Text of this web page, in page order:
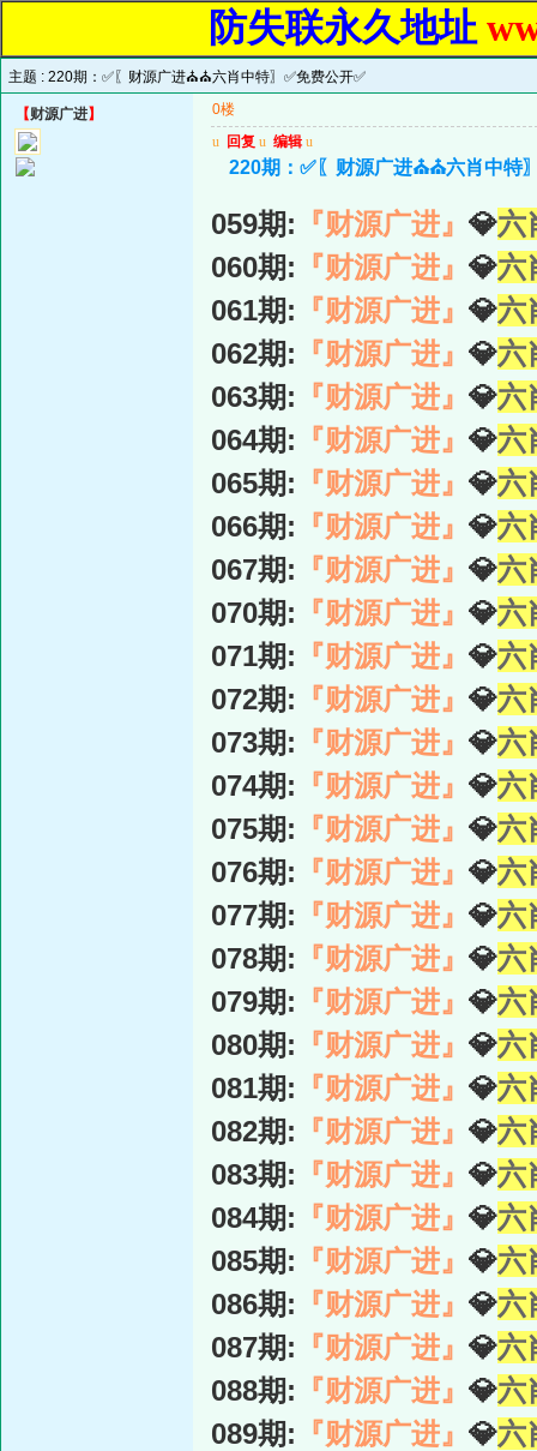
防失联永久地址
主题 : 220期：✅〖财源广进⛪️⛪️六肖中特〗✅免费公开✅
【财源广进】
0楼
u 回复 u 编辑 u
220期：✅〖财源广进⛪️⛪️六肖中特
059期: 『财源广进』 💎六
060期: 『财源广进』 💎六
061期: 『财源广进』 💎六
062期: 『财源广进』 💎六
063期: 『财源广进』 💎六
064期: 『财源广进』 💎六
065期: 『财源广进』 💎六
066期: 『财源广进』 💎六
067期: 『财源广进』 💎六
070期: 『财源广进』 💎六
071期: 『财源广进』 💎六
072期: 『财源广进』 💎六
073期: 『财源广进』 💎六
074期: 『财源广进』 💎六
075期: 『财源广进』 💎六
076期: 『财源广进』 💎六
077期: 『财源广进』 💎六
078期: 『财源广进』 💎六
079期: 『财源广进』 💎六
080期: 『财源广进』 💎六
081期: 『财源广进』 💎六
082期: 『财源广进』 💎六
083期: 『财源广进』 💎六
084期: 『财源广进』 💎六
085期: 『财源广进』 💎六
086期: 『财源广进』 💎六
087期: 『财源广进』 💎六
088期: 『财源广进』 💎六
089期: 『财源广进』 💎六